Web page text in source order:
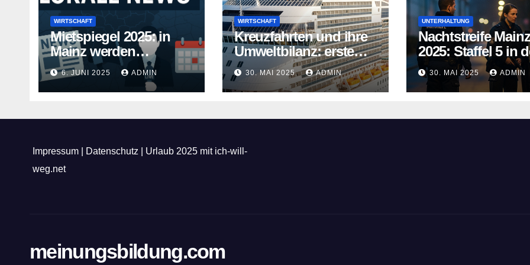
WIRTSCHAFT
Mietspiegel 2025: in
Mainz werden
Mietwohnungen noch
teurer
6. JUNI 2025 ADMIN
WIRTSCHAFT
Kreuzfahrten und ihre
Umweltbilanz: erste
Kreuzfahrtschiffe
gehen neue Wege
30. MAI 2025 ADMIN
UNTERHALTUNG
Nachtstreife Mainz
2025: Staffel 5 in
ARD Mediathek
30. MAI 2025 ADMIN
Impressum Datenschutz
Urlaub 2025 mit ich-will-
weg.net
meinungsbildung.com